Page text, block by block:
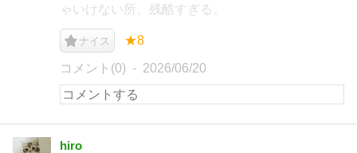
ゃいけない所、残酷すぎる。
ナイス ★8
コメント(0) 2026/06/20
hiro